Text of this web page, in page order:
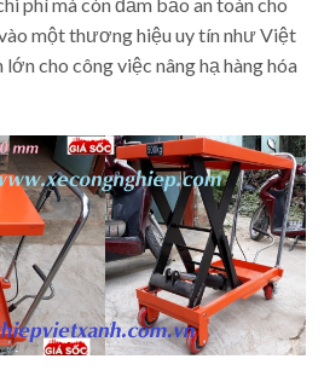
một thương hiệu uy tín như Việt
cho công việc nâng hạ hàng hóa